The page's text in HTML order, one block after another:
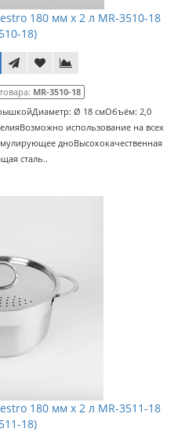
180 мм х 2 л MR-3510-18
18)
MR-3510-18
Ø 18 cмОбъём: 2,0
использование на всех
дноВысококачественная
сталь..
180 мм х 2 л MR-3511-18
18)